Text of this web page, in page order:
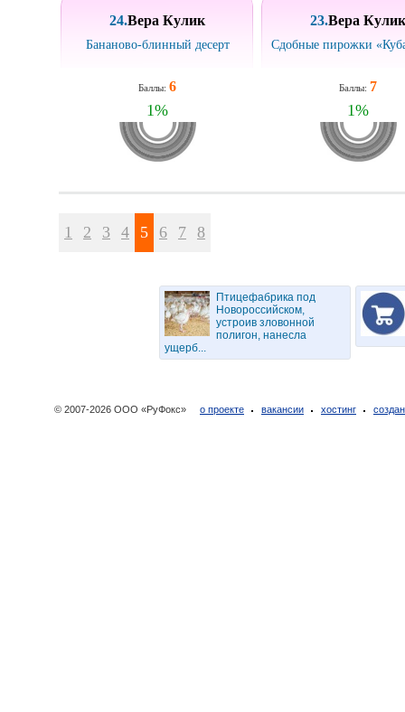
24.Вера Кулик
Бананово-блинный десерт
Баллы: 6
1%
23.Вера Кулик
Сдобные пирожки
Баллы: 7
1%
1 2 3 4 5 6 7 8
Птицефабрика под
Новороссийском,
устроив зловонной
полигон, нанесла
ущерб...
© 2007-2026 ООО «РуФокс» о проекте вакансии хостинг